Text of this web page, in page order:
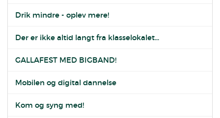
Drik mindre - oplev mere!
Der er ikke altid langt fra klasselokalet...
GALLAFEST MED BIGBAND!
Mobilen og digital dannelse
Kom og syng med!